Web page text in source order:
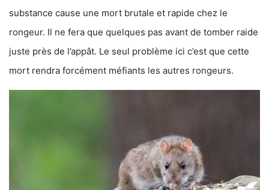
substance cause une mort brutale et rapide chez le
rongeur. Il ne fera que quelques pas avant de tomber raide
juste près de l’appât. Le seul problème ici c’est que cette
mort rendra forcément méfiants les autres rongeurs.